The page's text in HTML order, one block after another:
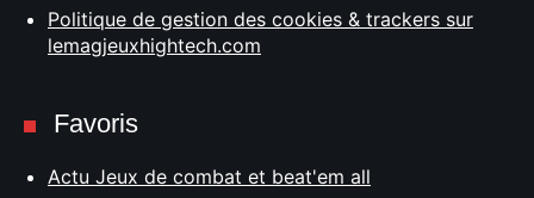
Politique de gestion des cookies & trackers sur
lemagjeuxhightech.com
Favoris
Actu Jeux de combat et beat'em all